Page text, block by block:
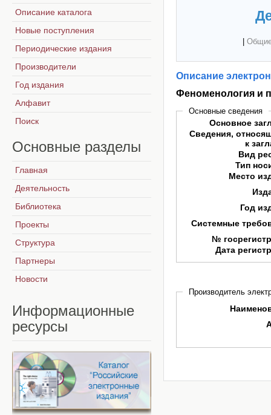
Описание
Феноменология и
Основные сведения
Основное
Сведения,
к
Вид
Тип
Место
Год
Системные
№
Дата
Производитель
Описание каталога
Новые поступления
Периодические издания
Производители
Год издания
Алфавит
Поиск
Основные разделы
Главная
Деятельность
Библиотека
Проекты
Структура
Партнеры
Новости
Информационные
ресурсы